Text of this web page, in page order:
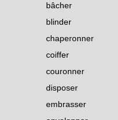
bâcher
blinder
chaperonner
coiffer
couronner
disposer
embrasser